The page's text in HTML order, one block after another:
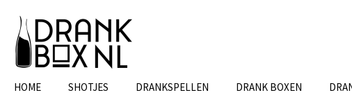
Ga
direct
naar
de
hoofdinhoud
HOME SHOTJES DRANKSPELLEN DRANK BOXEN